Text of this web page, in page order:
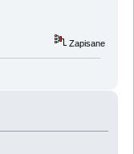
Zapisane